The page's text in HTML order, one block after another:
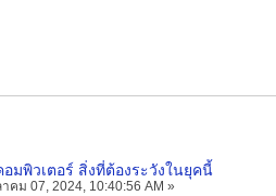
มพิวเตอร์ สิ่งที่ต้องระวังในยุคนี้
คม 07, 2024, 10:40:56 AM »